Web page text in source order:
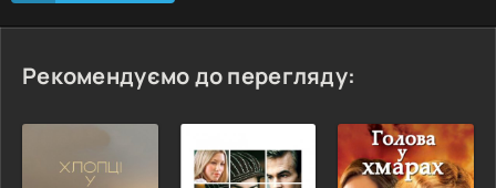
Рекомендуємо до перегляду: